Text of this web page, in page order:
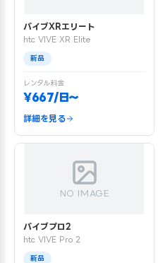
バイブXRエリート
htc VIVE XR Elite
新品
レンタル料金
¥667/日〜
詳細を見る
NO IMAGE
バイブプロ2
htc VIVE Pro 2
新品